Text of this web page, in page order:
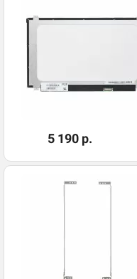
5 190 р.